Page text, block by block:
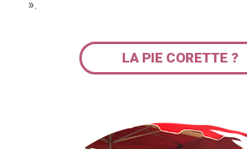
».
LA PIE CORETTE ?